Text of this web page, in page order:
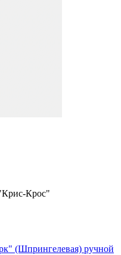
Крос"
(Шпрингелевая) ручной